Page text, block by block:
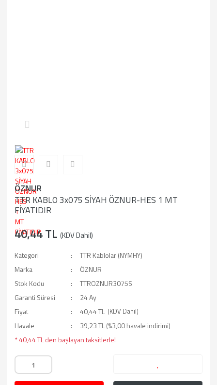
ÖZNUR
TTR KABLO 3x075 SİYAH ÖZNUR-HES 1 MT
FİYATIDIR
40,44 TL (KDV Dahil)
Kategori
TTR Kablolar (NYMHY)
Marka
ÖZNUR
Stok Kodu
TTROZNUR3075S
Garanti Süresi
24 Ay
Fiyat
40,44 TL (KDV Dahil)
Havale
39,23 TL (%3,00 havale indirimi)
* 40,44 TL den başlayan taksitlerle!